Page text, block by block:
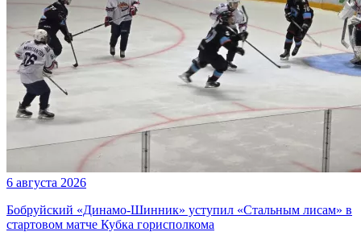
6 августа 2026
Бобруйский «Динамо-Шинник» уступил «Стальным лисам» в
стартовом матче Кубка горисполкома